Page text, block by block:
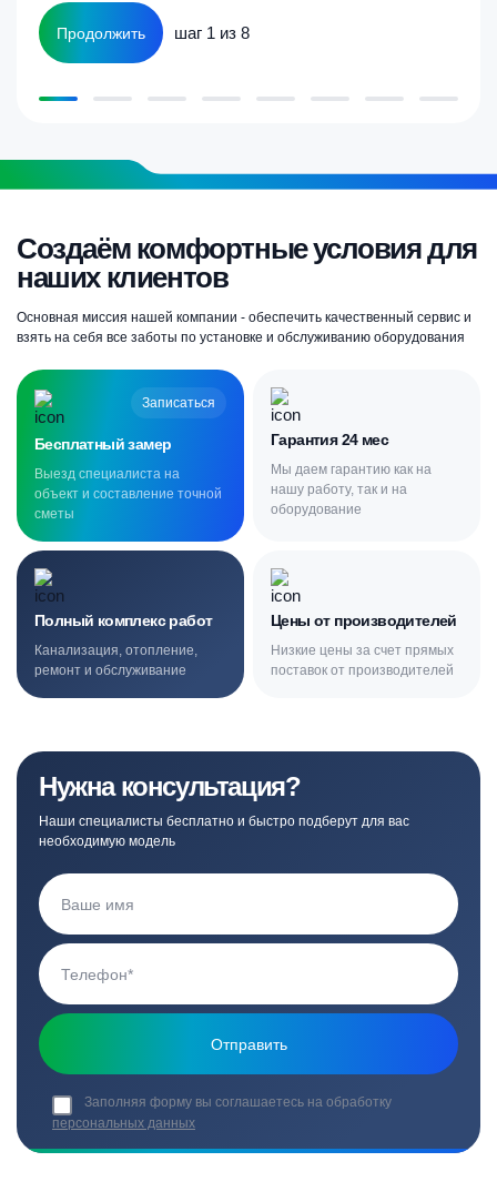
Продолжить шаг 1 из 8
Создаём комфортные условия для
наших клиентов
Основная миссия нашей компании - обеспечить качественный сервис и
взять на себя все заботы по установке и обслуживанию оборудования
Записаться
Бесплатный замер
Выезд специалиста на
объект и составление точной
сметы
Гарантия 24 мес
Мы даем гарантию как на
нашу работу, так и на
оборудование
Полный комплекс работ
Канализация, отопление,
ремонт и обслуживание
Цены от производителей
Низкие цены за счет прямых
поставок от производителей
Нужна консультация?
Наши специалисты бесплатно и быстро подберут для вас
необходимую модель
Заполняя форму вы соглашаетесь на обработку
персональных данных